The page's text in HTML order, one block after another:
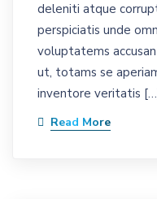
deleniti atque
perspiciatis unde
voluptatems
ut, totams se
inventore veritatis
Read More